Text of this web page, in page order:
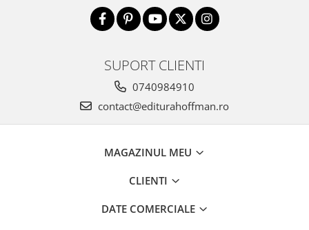
SUPORT CLIENTI
0740984910
contact@editurahoffman.ro
MAGAZINUL MEU
CLIENTI
DATE COMERCIALE